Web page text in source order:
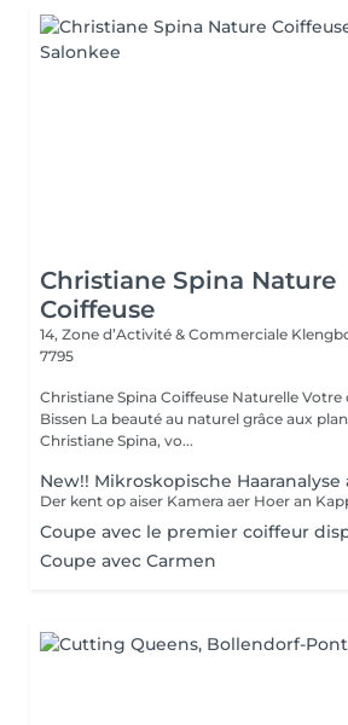
Christiane Spina Nature
Coiffeuse
14, Zone d’Activité & Commerciale
7795
Christiane Spina Coiffeuse Naturelle Votre coiffeuse naturelle à
Bissen La beauté au naturel grâce aux plantes Bienvenue chez
Christiane Spina, vo...
New!! Mikroskopische Haaranalyse
Coupe avec le premier coiffeur
Coupe avec Carmen